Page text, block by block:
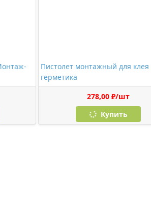
Пистолет монтажный для клея
герметика
278,00 ₽/шт
Купить